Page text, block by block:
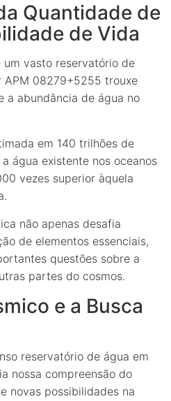
Quantidade de
de Vida
vasto reservatório de
APM 08279+5255 trouxe
a abundância de água no
em 140 trilhões de
água existente nos oceanos
vezes superior àquela
não apenas desafia
de elementos essenciais,
questões sobre a
partes do cosmos.
e a Busca
reservatório de água em
nossa compreensão do
novas possibilidades na